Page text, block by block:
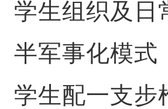
学生组织及日
半军事化模式
学生配一支步